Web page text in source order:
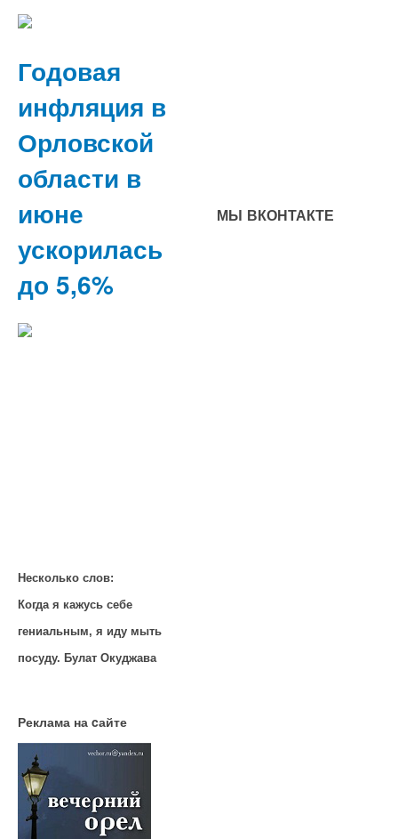
Годовая
инфляция в
Орловской
области в
июне
ускорилась
до 5,6%
Несколько слов:
Когда я кажусь себе
гениальным, я иду мыть
посуду. Булат Окуджава
Реклама на cайте
МЫ ВКОНТАКТЕ